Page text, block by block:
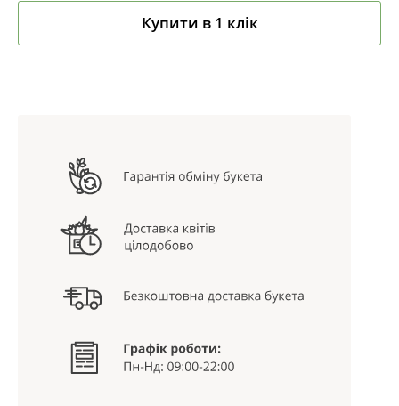
Купити в 1 клік